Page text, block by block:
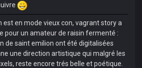
est en mode vieux con, vagrant story a
pour un amateur de raisin fermenté :
de saint emilion ont été digitalisées
une direction artistique qui malgré les
reste encore trés belle et poétique.